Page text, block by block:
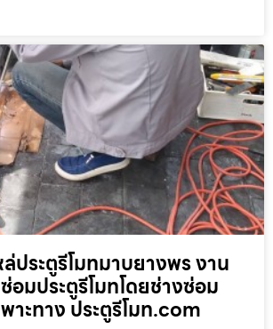
ล่ประตูรีโมทมาบยางพร งาน
อมประตูรีโมทโดยช่างซ่อม
าะทาง ประตูรีโมท.com